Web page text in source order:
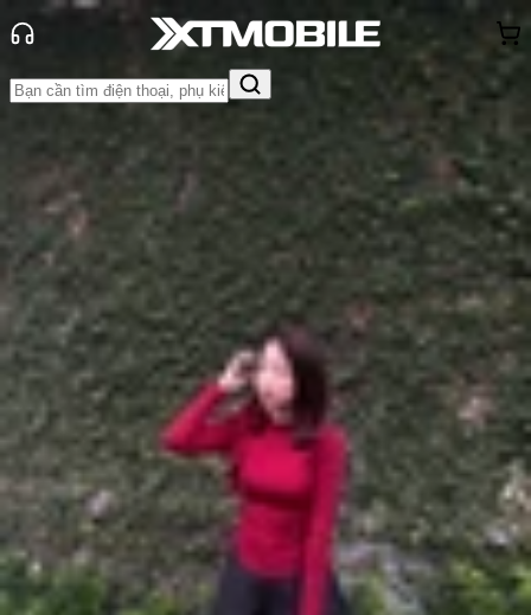
Tin tức
Hỏi đáp
Tin Mới
Đánh Giá - Trên Tay So Sánh Tư vấn
Khuyến
mãiThủ thuật Hỏi đáp App - Game Thông báo
Khách
hàng - Sự kiện
Sửa điện thoại bị sọc màn hình hết
bao nhiêu tiền? Địa chỉ sửa chữa uy
tín ở đâu?
Anh Thư
Ngày đăng: 06/10/2024
Cập nhật:
27/05/2026
Theo dõi XTMobile trên